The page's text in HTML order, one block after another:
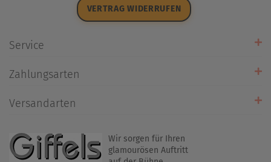
VERTRAG WIDERRUFEN
Service
Rückrufservice
Umtausch/Rücksendung
Zahlungsarten
Versandarten
Wir sorgen für Ihren
glamourösen Auftritt